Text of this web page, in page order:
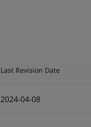
Last Revision Date
2024-04-08